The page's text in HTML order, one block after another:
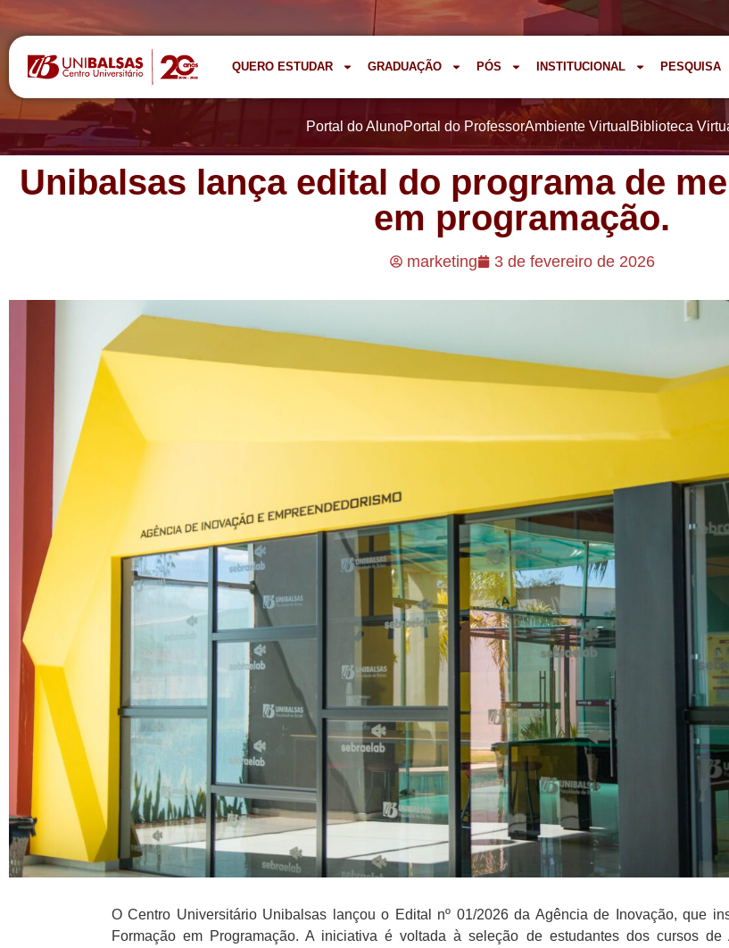
QUERO ESTUDAR GRADUAÇÃO PÓS INSTITUCIONAL PESQUISA
Portal do AlunoPortal do ProfessorAmbiente Virtual Biblioteca
Unibalsas lança edital do programa de
em programação.
marketing 3 de fevereiro de 2026
O Centro Universitário Unibalsas lançou o Edital nº 01/2026 da Agência de Inovação, que
Formação em Programação. A iniciativa é voltada à seleção de estudantes dos cursos